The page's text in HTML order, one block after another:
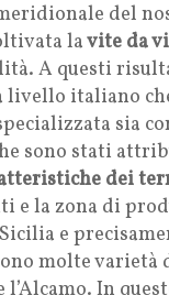
del
lavite da
A questi
livello italiano
sia
sono stati
dei
la zona di
e
molte varietà